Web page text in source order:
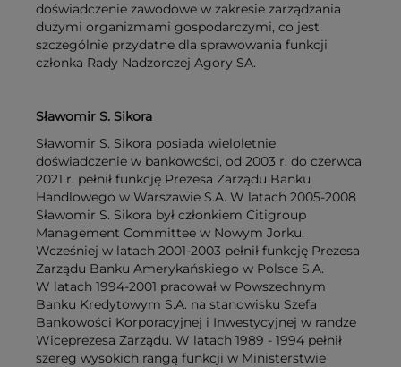
doświadczenie zawodowe w zakresie zarządzania
dużymi organizmami gospodarczymi, co jest
szczególnie przydatne dla sprawowania funkcji
członka Rady Nadzorczej Agory SA.
Sławomir S. Sikora
Sławomir S. Sikora posiada wieloletnie
doświadczenie w bankowości, od 2003 r. do czerwca
2021 r. pełnił funkcję Prezesa Zarządu Banku
Handlowego w Warszawie S.A. W latach 2005-2008
Sławomir S. Sikora był członkiem Citigroup
Management Committee w Nowym Jorku.
Wcześniej w latach 2001-2003 pełnił funkcję Prezesa
Zarządu Banku Amerykańskiego w Polsce S.A.
W latach 1994-2001 pracował w Powszechnym
Banku Kredytowym S.A. na stanowisku Szefa
Bankowości Korporacyjnej i Inwestycyjnej w randze
Wiceprezesa Zarządu. W latach 1989 - 1994 pełnił
szereg wysokich rangą funkcji w Ministerstwie